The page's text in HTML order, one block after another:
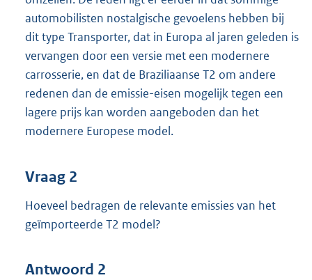
automobilisten nostalgische gevoelens hebben bij
dit type Transporter, dat in Europa al jaren geleden is
vervangen door een versie met een modernere
carrosserie, en dat de Braziliaanse T2 om andere
redenen dan de emissie-eisen mogelijk tegen een
lagere prijs kan worden aangeboden dan het
modernere Europese model.
Vraag 2
Hoeveel bedragen de relevante emissies van het
geïmporteerde T2 model?
Antwoord 2